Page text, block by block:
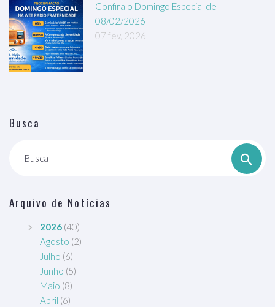
Confira o Domingo Especial de
08/02/2026
07 fev, 2026
Busca
Busca
Arquivo de Notícias
2026 (40)
Agosto (2)
Julho (6)
Junho (5)
Maio (8)
Abril (6)